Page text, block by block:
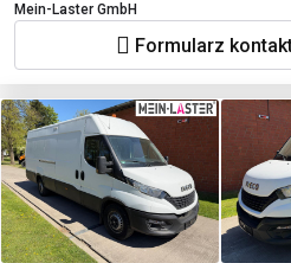
Mein-Laster GmbH
Formularz